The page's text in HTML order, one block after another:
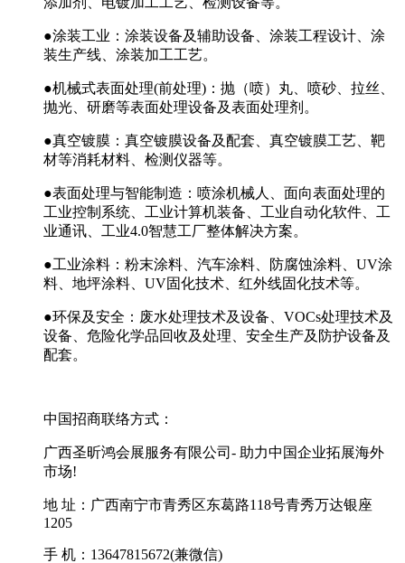
●涂装工业：涂装设备及辅助设备、涂装工程设计、涂
装生产线、涂装加工工艺。
●机械式表面处理(前处理)：抛（喷）丸、喷砂、拉丝、
抛光、研磨等表面处理设备及表面处理剂。
●真空镀膜：真空镀膜设备及配套、真空镀膜工艺、靶
材等消耗材料、检测仪器等。
●表面处理与智能制造：喷涂机械人、面向表面处理的
工业控制系统、工业计算机装备、工业自动化软件、工
业通讯、工业4.0智慧工厂整体解决方案。
●工业涂料：粉末涂料、汽车涂料、防腐蚀涂料、UV涂
料、地坪涂料、UV固化技术、红外线固化技术等。
●环保及安全：废水处理技术及设备、VOCs处理技术及
设备、危险化学品回收及处理、安全生产及防护设备及
配套。
中国招商联络方式：
广西圣昕鸿会展服务有限公司- 助力中国企业拓展海外
市场!
地 址：广西南宁市青秀区东葛路118号青秀万达银座
1205
手 机：13647815672(兼微信)